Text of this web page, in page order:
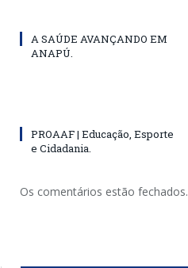
A SAÚDE AVANÇANDO EM
ANAPÚ.
PROAAF | Educação, Esporte
e Cidadania.
Os comentários estão fechados.